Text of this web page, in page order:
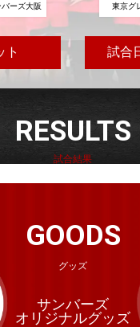
ーズ大阪 東京グ
ト 試合
RESULTS
試合結果
GOODS
グッズ
サンバーズ
オリジナルグッズ